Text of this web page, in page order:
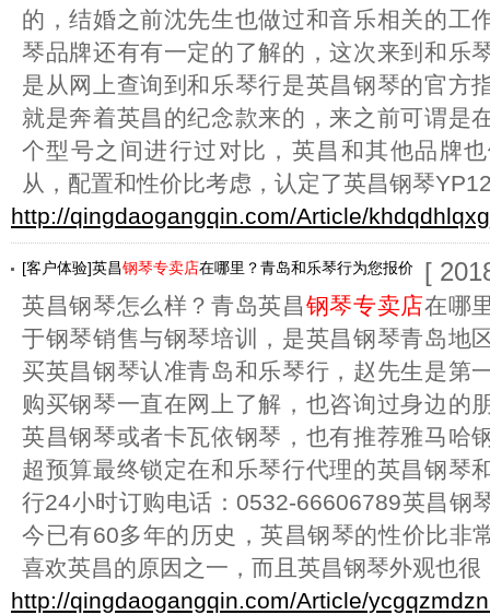
的，结婚之前沈先生也做过和音乐相关的工
琴品牌还有有一定的了解的，这次来到和乐
是从网上查询到和乐琴行是英昌钢琴的官方
就是奔着英昌的纪念款来的，来之前可谓是
个型号之间进行过对比，英昌和其他品牌
从，配置和性价比考虑，认定了英昌钢琴
http://qingdaogangqin.com/Article/
[客户体验]英昌钢琴专卖店在哪里？青岛和乐琴行为您报价 [
英昌钢琴怎么样？青岛英昌钢琴专卖店在哪
于钢琴销售与钢琴培训，是英昌钢琴青岛地
买英昌钢琴认准青岛和乐琴行，赵先生是第
购买钢琴一直在网上了解，也咨询过身边的
英昌钢琴或者卡瓦依钢琴，也有推荐雅马哈
超预算最终锁定在和乐琴行代理的英昌钢琴
行24小时订购电话：0532-66606789英昌钢
今已有60多年的历史，英昌钢琴的性价比非
喜欢英昌的原因之一，而且英昌钢琴外观也很
http://qingdaogangqin.com/Article/